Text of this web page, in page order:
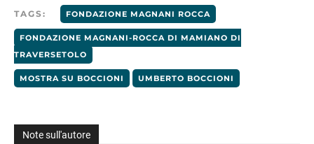
TAGS: FONDAZIONE MAGNANI ROCCA
FONDAZIONE MAGNANI-ROCCA DI MAMIANO DI
TRAVERSETOLO
MOSTRA SU BOCCIONI UMBERTO BOCCIONI
Note sull'autore